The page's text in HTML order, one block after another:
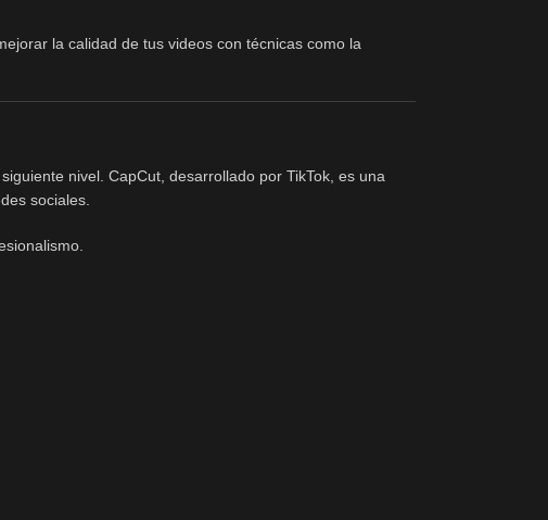
la calidad de tus videos con técnicas como la
nivel. CapCut, desarrollado por TikTok, es una
sociales.